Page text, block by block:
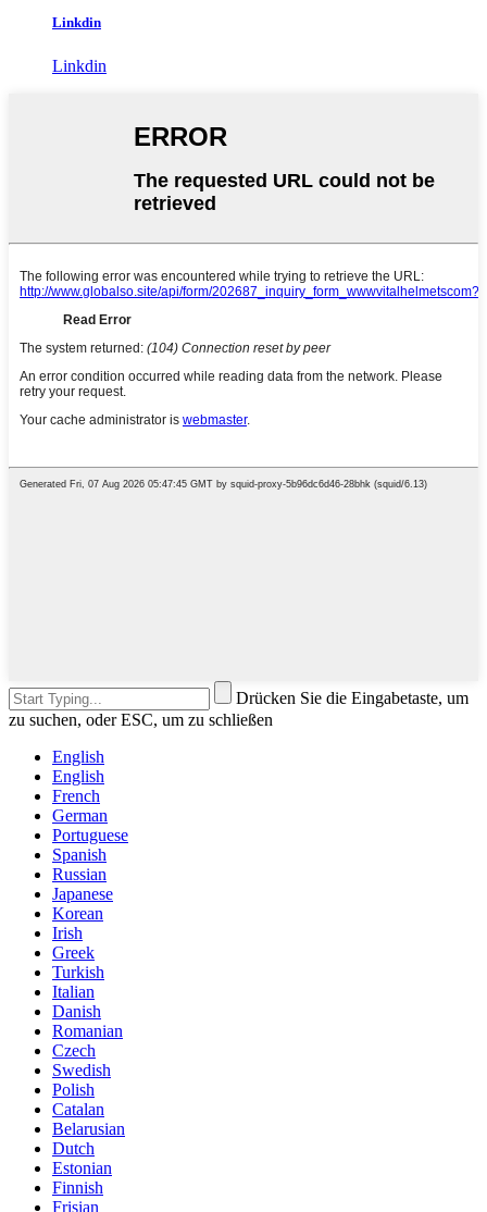
Linkdin
Linkdin
Drücken Sie die Eingabetaste, um
zu suchen, oder ESC, um zu schließen
English
English
French
German
Portuguese
Spanish
Russian
Japanese
Korean
Irish
Greek
Turkish
Italian
Danish
Romanian
Czech
Swedish
Polish
Catalan
Belarusian
Dutch
Estonian
Finnish
Frisian